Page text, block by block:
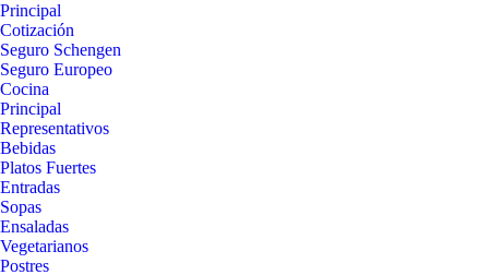
Principal
Cotización
Seguro Schengen
Seguro Europeo
Cocina
Principal
Representativos
Bebidas
Platos Fuertes
Entradas
Sopas
Ensaladas
Vegetarianos
Postres